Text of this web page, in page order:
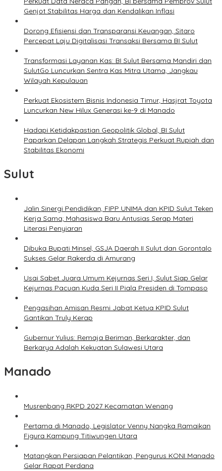
Genjot Stabilitas Harga dan Kendalikan Inflasi
Dorong Efisiensi dan Transparansi Keuangan, Sitaro
Percepat Laju Digitalisasi Transaksi Bersama BI Sulut
Transformasi Layanan Kas: BI Sulut Bersama Mandiri dan
SulutGo Luncurkan Sentra Kas Mitra Utama, Jangkau
Wilayah Kepulauan
Perkuat Ekosistem Bisnis Indonesia Timur, Hasjrat Toyota
Luncurkan New Hilux Generasi ke-9 di Manado
Hadapi Ketidakpastian Geopolitik Global, BI Sulut
Paparkan Delapan Langkah Strategis Perkuat Rupiah dan
Stabilitas Ekonomi
Sulut
Jalin Sinergi Pendidikan, FIPP UNIMA dan KPID Sulut Teken
Kerja Sama; Mahasiswa Baru Antusias Serap Materi
Literasi Penyiaran
Dibuka Bupati Minsel, GSJA Daerah II Sulut dan Gorontalo
Sukses Gelar Rakerda di Amurang
Usai Sabet Juara Umum Kejurnas Seri I, Sulut Siap Gelar
Kejurnas Pacuan Kuda Seri II Piala Presiden di Tompaso
Pengasihan Amisan Resmi Jabat Ketua KPID Sulut
Gantikan Truly Kerap
Gubernur Yulius: Remaja Beriman, Berkarakter, dan
Berkarya Adalah Kekuatan Sulawesi Utara
Manado
Musrenbang RKPD 2027 Kecamatan Wenang
Pertama di Manado, Legislator Venny Nangka Ramaikan
Figura Kampung Titiwungen Utara
Matangkan Persiapan Pelantikan, Pengurus KONI Manado
Gelar Rapat Perdana